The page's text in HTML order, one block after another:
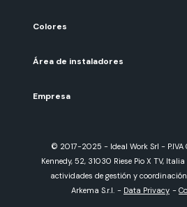
Colores
Área de instaladores
Empresa
© 2017-2025 - Ideal Work Srl -
Kennedy, 52, 31030 Riese Pio X TV,
actividades de gestión y
Arkema S.r.l. - Data Privacy -